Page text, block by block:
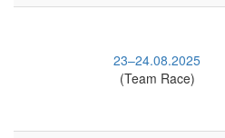
23–24.08.2025
(Team Race)